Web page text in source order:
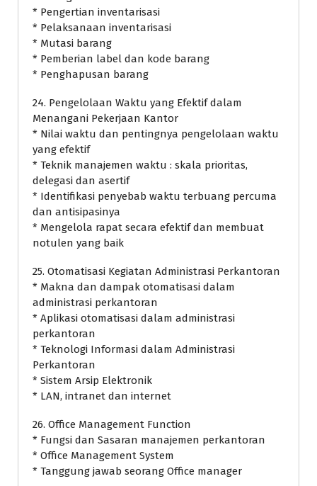
* Pengertian inventarisasi
* Pelaksanaan inventarisasi
* Mutasi barang
* Pemberian label dan kode barang
* Penghapusan barang
24. Pengelolaan Waktu yang Efektif dalam
Menangani Pekerjaan Kantor
* Nilai waktu dan pentingnya pengelolaan waktu
yang efektif
* Teknik manajemen waktu : skala prioritas,
delegasi dan asertif
* Identifikasi penyebab waktu terbuang percuma
dan antisipasinya
* Mengelola rapat secara efektif dan membuat
notulen yang baik
25. Otomatisasi Kegiatan Administrasi Perkantoran
* Makna dan dampak otomatisasi dalam
administrasi perkantoran
* Aplikasi otomatisasi dalam administrasi
perkantoran
* Teknologi Informasi dalam Administrasi
Perkantoran
* Sistem Arsip Elektronik
* LAN, intranet dan internet
26. Office Management Function
* Fungsi dan Sasaran manajemen perkantoran
* Office Management System
* Tanggung jawab seorang Office manager